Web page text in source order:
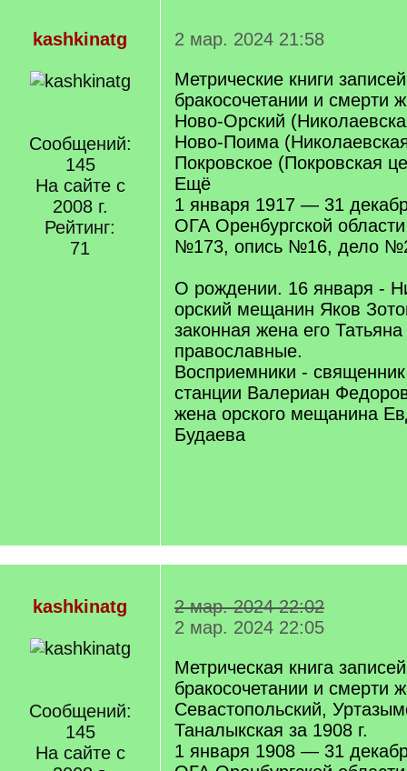
kashkinatg
Сообщений:
145
На сайте с
2008 г.
Рейтинг:
71
2 мар. 2024 21:58
Метрические книги
бракосочетании и смерти
Ново-Орский
Ново-Поима
Покровское (Покровская
Ещё
1 января 1917 — 31
ОГА Оренбургской
№173, опись №16, дело
О рождении. 16 января -
орский мещанин Яков
законная жена его
православные.
Восприемники -
станции Валериан
жена орского мещанина
Будаева
kashkinatg
Сообщений:
145
На сайте с
2 мар. 2024 22:02
2 мар. 2024 22:05
Метрическая книга
бракосочетании и смерти
Севастопольский,
Таналыкская за 1908 г.
1 января 1908 — 31